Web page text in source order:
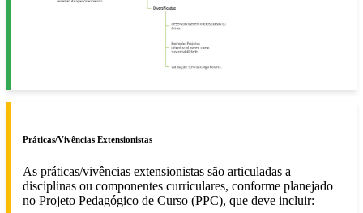
Práticas/Vivências Extensionistas
As práticas/vivências extensionistas são articuladas a
disciplinas ou componentes curriculares, conforme planejado
no Projeto Pedagógico de Curso (PPC), que deve incluir: